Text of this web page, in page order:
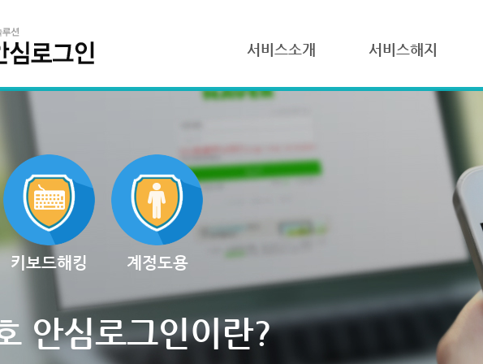
서비스소개 서비스해지
키보드해킹 계정도용
안심로그인이란?